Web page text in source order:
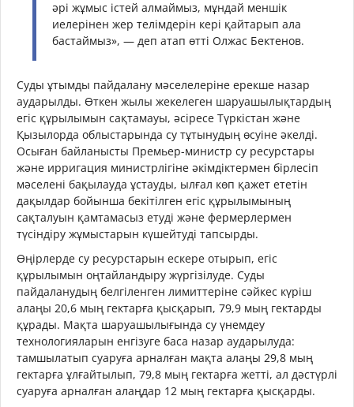
әрі жұмыс істей алмаймыз, мұндай меншік
иелерінен жер телімдерін кері қайтарып ала
бастаймыз», — деп атап өтті Олжас Бектенов.
Суды ұтымды пайдалану мәселелеріне ерекше назар
аударылды. Өткен жылы жекелеген шаруашылықтардың
егіс құрылымын сақтамауы, әсіресе Түркістан және
Қызылорда облыстарында су тұтынудың өсуіне әкелді.
Осыған байланысты Премьер-министр су ресурстары
және ирригация министрлігіне әкімдіктермен бірлесіп
мәселені бақылауда ұстауды, ылғал көп қажет ететін
дақылдар бойынша бекітілген егіс құрылымының
сақталуын қамтамасыз етуді және фермерлермен
түсіндіру жұмыстарын күшейтуді тапсырды.
Өңірлерде су ресурстарын ескере отырып, егіс
құрылымын оңтайландыру жүргізілуде. Суды
пайдаланудың белгіленген лимиттеріне сәйкес күріш
алаңы 20,6 мың гектарға қысқарып, 79,9 мың гектарды
құрады. Мақта шаруашылығында су үнемдеу
технологияларын енгізуге баса назар аударылуда:
тамшылатып суаруға арналған мақта алаңы 29,8 мың
гектарға ұлғайтылып, 79,8 мың гектарға жетті, ал дәстүрлі
суаруға арналған алаңдар 12 мың гектарға қысқарды.